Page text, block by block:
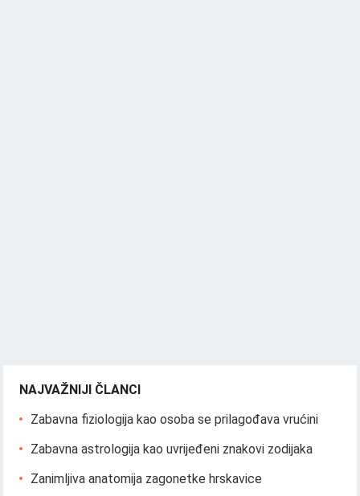
NAJVAŽNIJI ČLANCI
Zabavna fiziologija kao osoba se prilagođava vrućini
Zabavna astrologija kao uvrijeđeni znakovi zodijaka
Zanimljiva anatomija zagonetke hrskavice